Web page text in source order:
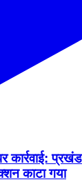
कार्रवाई:
काटा गया